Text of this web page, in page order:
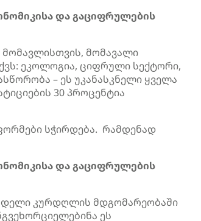
და გაციფრულების
მომავლისთვის, მომავალი
ეკოლოგია, ციფრული სექტორი,
– ეს უკანასკნელი ყველა
30 პროცენტია
სჭირდება. რამდენად
და გაციფრულების
კურდღლის მდგომარეობაში
ეს